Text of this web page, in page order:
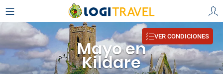
Mayo en
Kildare
VER CONDICIONES